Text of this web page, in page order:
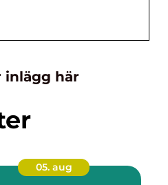
inlägg här
05. aug